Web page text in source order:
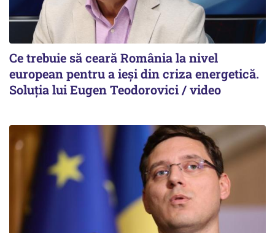
Ce trebuie să ceară România la nivel
european pentru a ieși din criza energetică.
Soluția lui Eugen Teodorovici / video